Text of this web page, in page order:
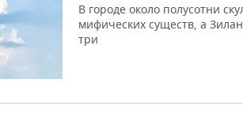
В городе около полусотни
мифических существ, а
три